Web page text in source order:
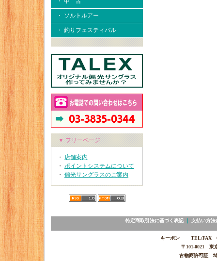
・ ソルトルアー
・ 釣りフェスティバル
▼ フリーページ
・ 店舗案内
・ ポイントシステムについて
・ 偏光サングラスのご案内
特定商取引法に基づく表記｜ 支払い方法
キーポン TEL/FAX
〒101-0021 東
古物商許可証